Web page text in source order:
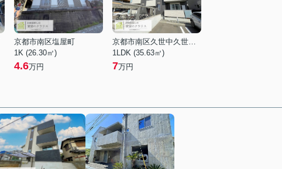
京都市南区塩屋町
1K (26.30㎡)
4.6万円
京都市南区久世中久世町１丁目
1LDK (35.63㎡)
7万円